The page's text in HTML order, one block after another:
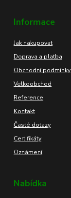
Informace
Jak nakupovat
Doprava a platba
Obchodní podmínky
Velkoobchod
Reference
Kontakt
Časté dotazy
Certifikáty
Oznámení
Nabídka